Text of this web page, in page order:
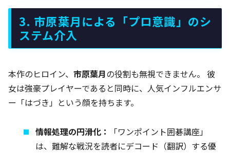
3. 市原葉月による「プロ意識」のシ
ステム介入
本作のヒロイン、 市原葉月の役割も無視できません。 彼
女は強豪プレイヤーであると同時に、人気インフルエンサ
ー「はづき」という顔を持ちます。
情報処理の円滑化：
「ワンポイント囲碁講座」
は、難解な戦況を読者にデコード（翻訳）する優